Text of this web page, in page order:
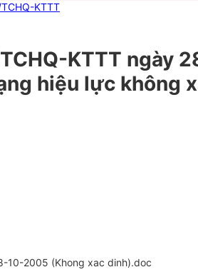
KTTT
KTTT ngày
hiệu lực không
10-2005 (Khong xac dinh).doc